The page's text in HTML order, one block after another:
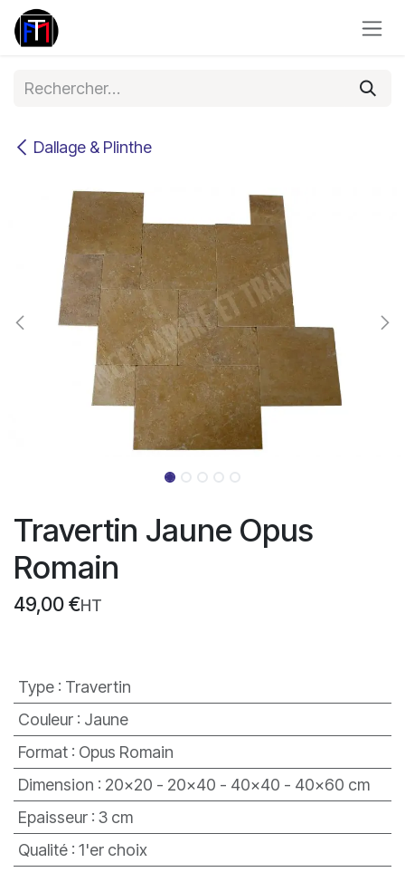
Se rendre au contenu
Dallage & Plinthe
Travertin Jaune Opus
Romain
49,00 €HT
Type: Travertin
Couleur: Jaune
Format: Opus Romain
Dimension : 20x20 - 20x40 - 40x40 - 40x60 cm
Epaisseur: 3 cm
Qualité: 1'er choix